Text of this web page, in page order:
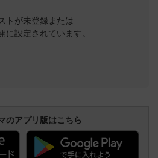
トが未登録または
に設定されています。
のアプリ版はこちら